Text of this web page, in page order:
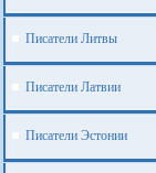
Писатели Литвы
Писатели Латвии
Писатели Эстонии